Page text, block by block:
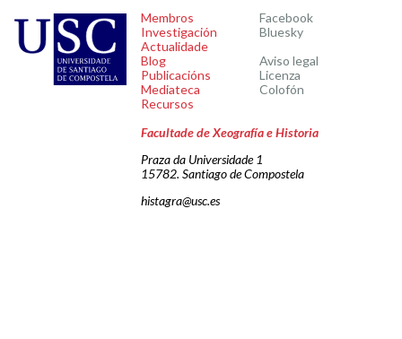
Membros
Investigación
Actualidade
Blog
Publicacións
Mediateca
Recursos
Facebook
Bluesky
Aviso legal
Licenza
Colofón
Facultade de Xeografía e Historia
Praza da Universidade 1
15782. Santiago de Compostela
histagra@usc.es